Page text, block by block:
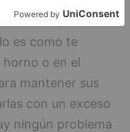
ni asadas, la forma
es como te
o en el
mantener sus
con un exceso
ningún problema